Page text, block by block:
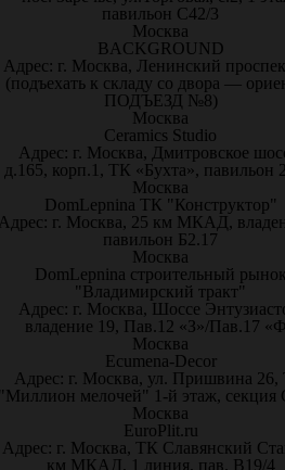
павильон С42/3
Москва
BACKGROUND
Адрес: г. Москва, Ленинский
(подъехать к складу со двора —
ПОДЪЕЗД №8)
Москва
Ceramics Studio
Адрес: г. Москва, Дмитровское
д.165, корп.1, ТК «Бухта», павильон
Москва
DomLepnina ТК "Конструктор"
г. Москва, 25 км МКАД,
павильон Б2.17
Москва
DomLepnina строительный рынок
"Владимирский тракт"
Адрес: г. Москва, Шоссе
владение 19, Пав.12 «З»/Пав.17
Москва
Ecumena-Decor
Адрес: г. Москва, ул. Пришвина 26,
мелочей" 1-й этаж, секция
Москва
EuroPlit.ru
Адрес: г. Москва, ТК Славянский
км МКАД, 1 линия, пав. В19/4